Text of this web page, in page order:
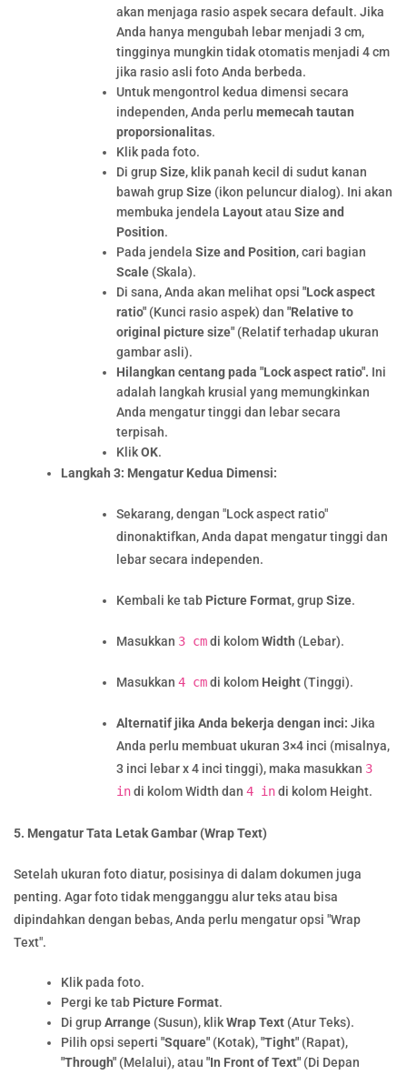
akan menjaga rasio aspek secara default. Jika
Anda hanya mengubah lebar menjadi 3 cm,
tingginya mungkin tidak otomatis menjadi 4 cm
jika rasio asli foto Anda berbeda.
Untuk mengontrol kedua dimensi secara
independen, Anda perlumemecah tautan
proporsionalitas.
Klik pada foto.
Di grupSize, klik panah kecil di sudut kanan
bawah grupSize (ikon peluncur dialog). Ini akan
membuka jendela LayoutatauSize and
Position.
Pada jendelaSize and Position, cari bagian
Scale (Skala).
Di sana, Anda akan melihat opsi"Lock aspect
ratio" (Kunci rasio aspek) dan"Relative to
original picture size" (Relatif terhadap ukuran
gambar asli).
Hilangkan centang pada "Lock aspect ratio". Ini
adalah langkah krusial yang memungkinkan
Anda mengatur tinggi dan lebar secara
terpisah.
KlikOK.
Langkah 3: Mengatur Kedua Dimensi:
Sekarang, dengan "Lock aspect ratio"
dinonaktifkan, Anda dapat mengatur tinggi dan
lebar secara independen.
Kembali ke tab Picture Format, grupSize.
Masukkan 3 cmdi kolomWidth (Lebar).
Masukkan4 cmdi kolom Height (Tinggi).
Alternatif jika Anda bekerja dengan inci: Jika
Anda perlu membuat ukuran 3×4 inci (misalnya,
3 inci lebar x 4 inci tinggi), maka masukkan 3
indi kolom Width dan4 indi kolom Height.
5. Mengatur Tata Letak Gambar (Wrap Text)
Setelah ukuran foto diatur, posisinya di dalam dokumen juga
penting. Agar foto tidak mengganggu alur teks atau bisa
dipindahkan dengan bebas, Anda perlu mengatur opsi "Wrap
Text".
Klik pada foto.
Pergi ke tab Picture Format.
Di grupArrange (Susun), klikWrap Text (Atur Teks).
Pilih opsi seperti"Square" (Kotak),"Tight" (Rapat),
"Through" (Melalui), atau"In Front of Text" (Di Depan